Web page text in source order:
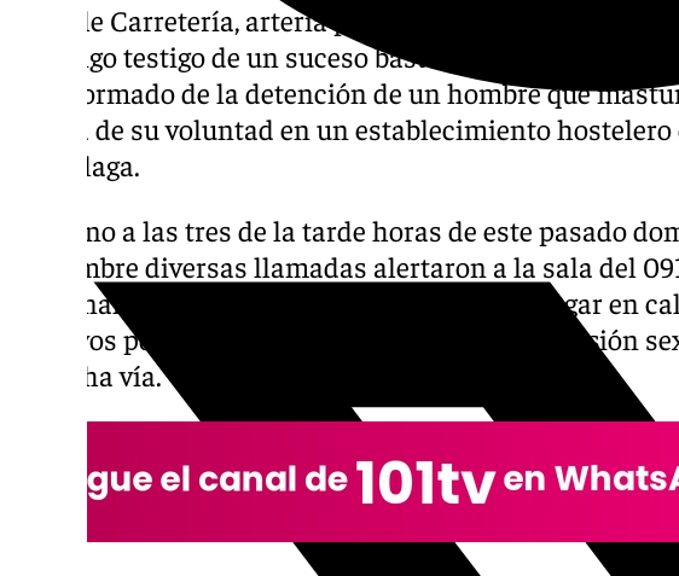
La calle Carretería, arteria principal de la capital, fue
domingo testigo de un suceso bastante escabroso. La
ha informado de la detención de un hombre que
contra de su voluntad en un establecimiento
de Málaga.
En torno a las tres de la tarde horas de este pasado
noviembre diversas llamadas alertaron a la sala del
Nacional de un suceso que estaba teniendo lugar en
efectivos policiales fueron avisados de una agresión
de dicha vía.